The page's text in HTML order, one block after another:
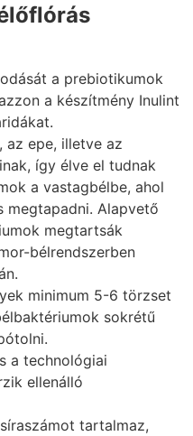
a prebiotikumok
a készítmény Inulint
az epe, illetve az
így élve el tudnak
a vastagbélbe, ahol
megtapadni. Alapvető
megtartsák
bélrendszerben
minimum 5-6 törzset
sokrétű
a technológiai
ellenálló
tartalmaz,